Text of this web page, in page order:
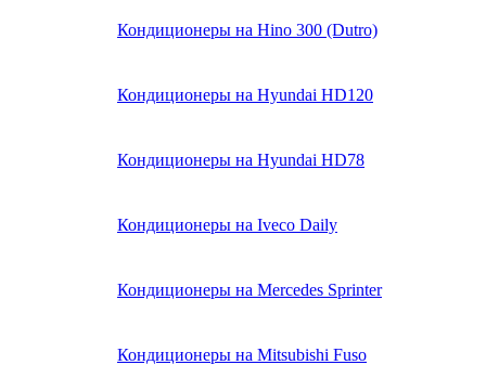
Кондиционеры на Hino 300 (Dutro)
Кондиционеры на Hyundai HD120
Кондиционеры на Hyundai HD78
Кондиционеры на Iveco Daily
Кондиционеры на Mercedes Sprinter
Кондиционеры на Mitsubishi Fuso